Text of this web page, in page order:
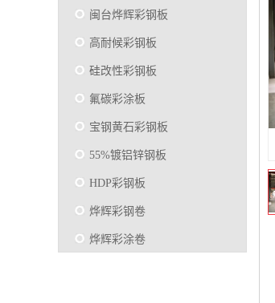
闽台烨辉彩钢板
高耐候彩钢板
硅改性彩钢板
氟碳彩涂板
宝钢黄石彩钢板
55%镀铝锌钢板
HDP彩钢板
烨辉彩钢卷
烨辉彩涂卷